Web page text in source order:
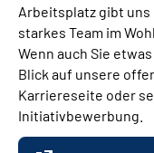
Arbeitsplatz gibt uns
starkes Team im
Wenn auch Sie
Blick auf unsere
Karriereseite oder
Initiativbewerbung.